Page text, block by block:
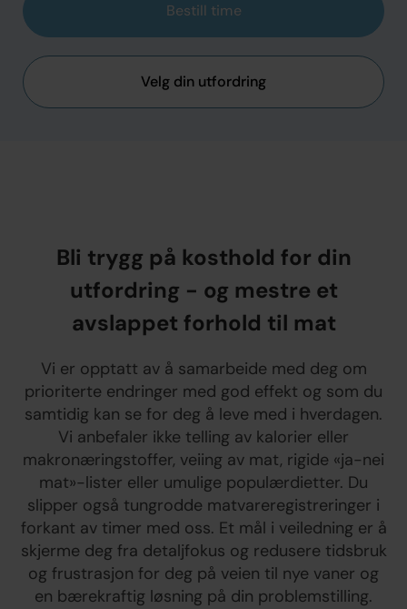
Bestill time
Velg din utfordring
Bli trygg på kosthold for din
utfordring - og mestre et
avslappet forhold til mat
Vi er opptatt av å samarbeide med deg om
prioriterte endringer med god effekt og som du
samtidig kan se for deg å leve med i hverdagen.
Vi anbefaler ikke telling av kalorier eller
makronæringstoffer, veiing av mat, rigide «ja-nei
mat»-lister eller umulige populærdietter. Du
slipper også tungrodde matvareregistreringer i
forkant av timer med oss. Et mål i veiledning er å
skjerme deg fra detaljfokus og redusere tidsbruk
og frustrasjon for deg på veien til nye vaner og
en bærekraftig løsning på din problemstilling.